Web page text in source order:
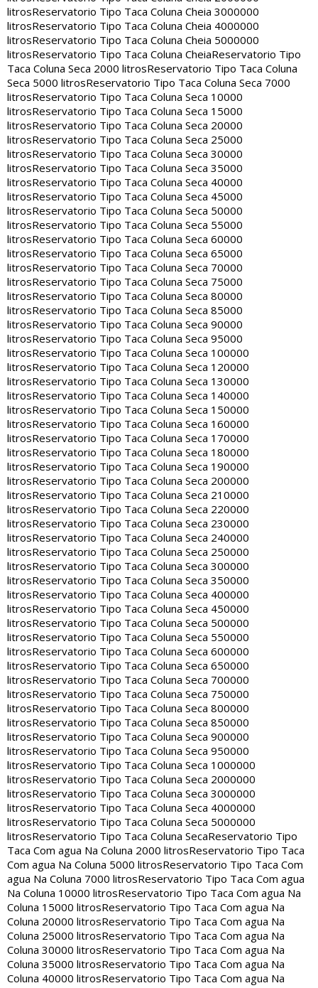
litrosReservatorio Tipo Taca Coluna Cheia 3000000
litrosReservatorio Tipo Taca Coluna Cheia 4000000
litrosReservatorio Tipo Taca Coluna Cheia 5000000
litrosReservatorio Tipo Taca Coluna CheiaReservatorio Tipo
Taca Coluna Seca 2000 litrosReservatorio Tipo Taca Coluna
Seca 5000 litrosReservatorio Tipo Taca Coluna Seca 7000
litrosReservatorio Tipo Taca Coluna Seca 10000
litrosReservatorio Tipo Taca Coluna Seca 15000
litrosReservatorio Tipo Taca Coluna Seca 20000
litrosReservatorio Tipo Taca Coluna Seca 25000
litrosReservatorio Tipo Taca Coluna Seca 30000
litrosReservatorio Tipo Taca Coluna Seca 35000
litrosReservatorio Tipo Taca Coluna Seca 40000
litrosReservatorio Tipo Taca Coluna Seca 45000
litrosReservatorio Tipo Taca Coluna Seca 50000
litrosReservatorio Tipo Taca Coluna Seca 55000
litrosReservatorio Tipo Taca Coluna Seca 60000
litrosReservatorio Tipo Taca Coluna Seca 65000
litrosReservatorio Tipo Taca Coluna Seca 70000
litrosReservatorio Tipo Taca Coluna Seca 75000
litrosReservatorio Tipo Taca Coluna Seca 80000
litrosReservatorio Tipo Taca Coluna Seca 85000
litrosReservatorio Tipo Taca Coluna Seca 90000
litrosReservatorio Tipo Taca Coluna Seca 95000
litrosReservatorio Tipo Taca Coluna Seca 100000
litrosReservatorio Tipo Taca Coluna Seca 120000
litrosReservatorio Tipo Taca Coluna Seca 130000
litrosReservatorio Tipo Taca Coluna Seca 140000
litrosReservatorio Tipo Taca Coluna Seca 150000
litrosReservatorio Tipo Taca Coluna Seca 160000
litrosReservatorio Tipo Taca Coluna Seca 170000
litrosReservatorio Tipo Taca Coluna Seca 180000
litrosReservatorio Tipo Taca Coluna Seca 190000
litrosReservatorio Tipo Taca Coluna Seca 200000
litrosReservatorio Tipo Taca Coluna Seca 210000
litrosReservatorio Tipo Taca Coluna Seca 220000
litrosReservatorio Tipo Taca Coluna Seca 230000
litrosReservatorio Tipo Taca Coluna Seca 240000
litrosReservatorio Tipo Taca Coluna Seca 250000
litrosReservatorio Tipo Taca Coluna Seca 300000
litrosReservatorio Tipo Taca Coluna Seca 350000
litrosReservatorio Tipo Taca Coluna Seca 400000
litrosReservatorio Tipo Taca Coluna Seca 450000
litrosReservatorio Tipo Taca Coluna Seca 500000
litrosReservatorio Tipo Taca Coluna Seca 550000
litrosReservatorio Tipo Taca Coluna Seca 600000
litrosReservatorio Tipo Taca Coluna Seca 650000
litrosReservatorio Tipo Taca Coluna Seca 700000
litrosReservatorio Tipo Taca Coluna Seca 750000
litrosReservatorio Tipo Taca Coluna Seca 800000
litrosReservatorio Tipo Taca Coluna Seca 850000
litrosReservatorio Tipo Taca Coluna Seca 900000
litrosReservatorio Tipo Taca Coluna Seca 950000
litrosReservatorio Tipo Taca Coluna Seca 1000000
litrosReservatorio Tipo Taca Coluna Seca 2000000
litrosReservatorio Tipo Taca Coluna Seca 3000000
litrosReservatorio Tipo Taca Coluna Seca 4000000
litrosReservatorio Tipo Taca Coluna Seca 5000000
litrosReservatorio Tipo Taca Coluna SecaReservatorio Tipo
Taca Com agua Na Coluna 2000 litrosReservatorio Tipo Taca
Com agua Na Coluna 5000 litrosReservatorio Tipo Taca Com
agua Na Coluna 7000 litrosReservatorio Tipo Taca Com agua
Na Coluna 10000 litrosReservatorio Tipo Taca Com agua Na
Coluna 15000 litrosReservatorio Tipo Taca Com agua Na
Coluna 20000 litrosReservatorio Tipo Taca Com agua Na
Coluna 25000 litrosReservatorio Tipo Taca Com agua Na
Coluna 30000 litrosReservatorio Tipo Taca Com agua Na
Coluna 35000 litrosReservatorio Tipo Taca Com agua Na
Coluna 40000 litrosReservatorio Tipo Taca Com agua Na